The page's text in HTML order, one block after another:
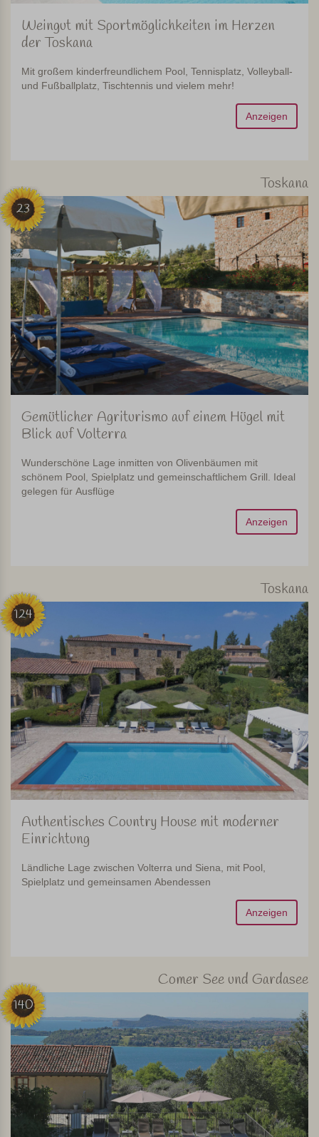
Weingut mit Sportmöglichkeiten im Herzen
der Toskana
Mit großem kinderfreundlichem Pool, Tennisplatz, Volleyball-
und Fußballplatz, Tischtennis und vielem mehr!
Anzeigen
Toskana
23
Gemütlicher Agriturismo auf einem Hügel mit
Blick auf Volterra
Wunderschöne Lage inmitten von Olivenbäumen mit
schönem Pool, Spielplatz und gemeinschaftlichem Grill. Ideal
gelegen für Ausflüge
Anzeigen
Toskana
124
Authentisches Country House mit moderner
Einrichtung
Ländliche Lage zwischen Volterra und Siena, mit Pool,
Spielplatz und gemeinsamen Abendessen
Anzeigen
Comer See und Gardasee
140